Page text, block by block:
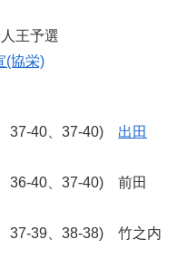
王予選
(協栄)
37-40、37-40) 出田
36-40、37-40) 前田
37-39、38-38) 竹之内